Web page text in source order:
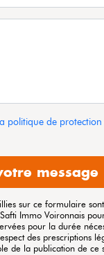
politique de
message
sur ce formulaire
Immo Voironnais
pour la durée
des prescriptions
de la publication de ce